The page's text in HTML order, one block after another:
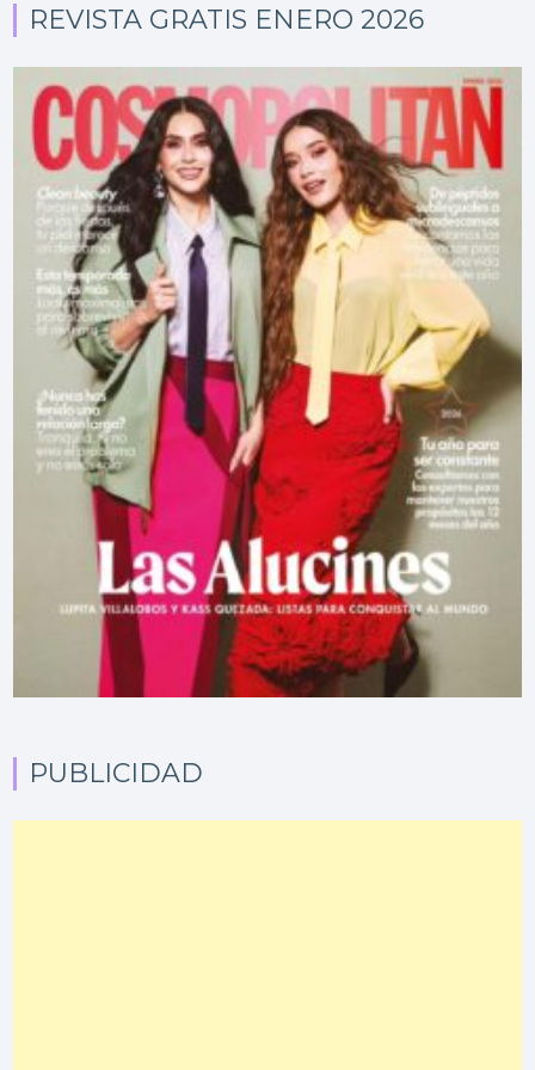
REVISTA GRATIS ENERO 2026
PUBLICIDAD